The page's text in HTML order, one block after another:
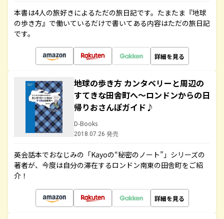
本書は4人の旅好きによるただの旅日記です。たまたま『地球
の歩き方』で働いているだけで書いてある内容はただの旅日記
です。
詳細を見る
地球の歩き方 カンタベリーと周辺の
すてきな田舎町へ～ロンドンからの日
帰りおさんぽガイド♪
D-Books
2018.07.26 発売
英会話本でおなじみの「Kayoの“秘密のノート”」シリーズの
著者が、今度は自分の滞在するロンドン南東の田舎町をご紹
介！
詳細を見る